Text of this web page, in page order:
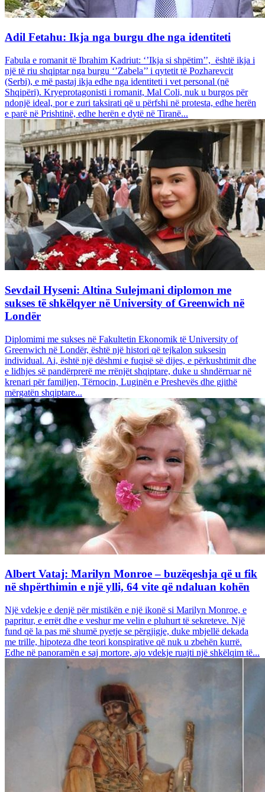
Adil Fetahu: Ikja nga burgu dhe nga identiteti
Fabula e romanit të Ibrahim Kadriut: ‘’Ikja si shpëtim’’, është ikja i
një të riu shqiptar nga burgu ‘’Zabela’’ i qytetit të Pozharevcit
(Serbi), e më pastaj ikja edhe nga identiteti i vet personal (në
Shqipëri). Kryeprotagonisti i romanit, Mal Coli, nuk u burgos për
ndonjë ideal, por e zuri taksirati që u përfshi në protesta, edhe herën
e parë në Prishtinë, edhe herën e dytë në Tiranë...
Sevdail Hyseni: Altina Sulejmani diplomon me
sukses të shkëlqyer në University of Greenwich në
Londër
Diplomimi me sukses në Fakultetin Ekonomik të University of
Greenwich në Londër, është një histori që tejkalon suksesin
individual. Ai, është një dëshmi e fuqisë së dijes, e përkushtimit dhe
e lidhjes së pandërprerë me rrënjët shqiptare, duke u shndërruar në
krenari për familjen, Tërnocin, Luginën e Preshevës dhe gjithë
mërgatën shqiptare...
Albert Vataj: Marilyn Monroe – buzëqeshja që u fik
në shpërthimin e një ylli, 64 vite që ndaluan kohën
Një vdekje e denjë për mistikën e një ikonë si Marilyn Monroe, e
papritur, e errët dhe e veshur me velin e pluhurt të sekreteve. Një
fund që la pas më shumë pyetje se përgjigje, duke mbjellë dekada
me trille, hipoteza dhe teori konspirative që nuk u zbehën kurrë.
Edhe në panoramën e saj mortore, ajo vdekje ruajti një shkëlqim të...